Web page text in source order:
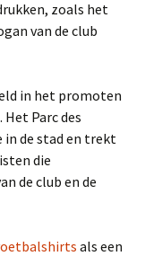
zoals het
van de club
in het promoten
Parc des
in de stad en trekt
die
de club en de
als een